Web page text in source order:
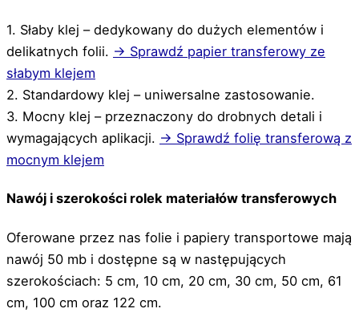
1. Słaby klej – dedykowany do dużych elementów i
delikatnych folii. → Sprawdź papier transferowy ze
słabym klejem
2. Standardowy klej – uniwersalne zastosowanie.
3. Mocny klej – przeznaczony do drobnych detali i
wymagających aplikacji. → Sprawdź folię transferową z
mocnym klejem
Nawój i szerokości rolek materiałów transferowych
Oferowane przez nas folie i papiery transportowe mają
nawój 50 mb i dostępne są w następujących
szerokościach: 5 cm, 10 cm, 20 cm, 30 cm, 50 cm, 61
cm, 100 cm oraz 122 cm.